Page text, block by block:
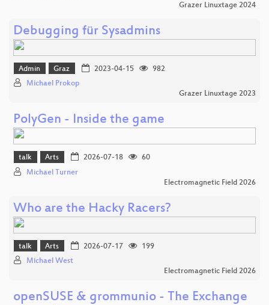
Grazer Linuxtage 2024
Debugging für Sysadmins
Admin Graz 2023-04-15
982
Michael Prokop
Grazer Linuxtage 2023
PolyGen - Inside the game
talk Arts 2026-07-18
60
Michael Turner
Electromagnetic Field 2026
Who are the Hacky Racers?
talk Arts 2026-07-17
199
Michael West
Electromagnetic Field 2026
openSUSE & grommunio - The Exchange